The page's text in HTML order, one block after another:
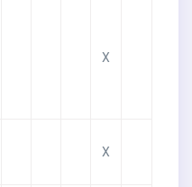
X
X